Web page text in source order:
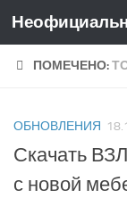
Перейти к
ПОМЕЧЕНО:
ОБНОВЛЕНИЯ
Скачать
с новой